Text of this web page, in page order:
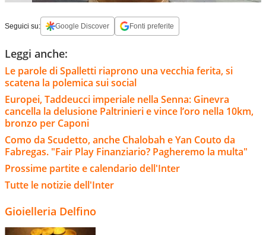
Seguici su: Google Discover Fonti preferite
Leggi anche:
Le parole di Spalletti riaprono una vecchia ferita, si
scatena la polemica sui social
Europei, Taddeucci imperiale nella Senna: Ginevra
cancella la delusione Paltrinieri e vince l’oro nella 10km,
bronzo per Caponi
Como da Scudetto, anche Chalobah e Yan Couto da
Fabregas. "Fair Play Finanziario? Pagheremo la multa"
Prossime partite e calendario dell'Inter
Tutte le notizie dell'Inter
Gioielleria Delfino